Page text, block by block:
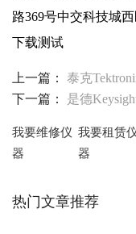
路369号中交科技城
下载测试
上一篇： 泰克Tektronix
下一篇： 是德Keysight
我要维修仪
器
我要租赁
器
热门文章推荐